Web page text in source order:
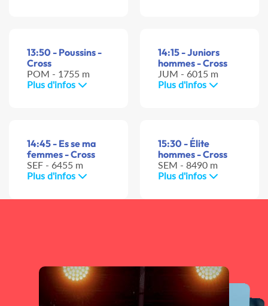
13:50 - Poussins -
Cross
POM - 1755 m
Plus d'infos
14:15 - Juniors
hommes - Cross
JUM - 6015 m
Plus d'infos
14:45 - Es se ma
femmes - Cross
SEF - 6455 m
Plus d'infos
15:30 - Élite
hommes - Cross
SEM - 8490 m
Plus d'infos